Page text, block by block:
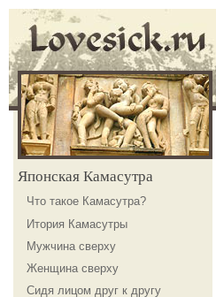
Японская Камасутра
Что такое Камасутра?
Итория Камасутры
Мужчина сверху
Женщина сверху
Сидя лицом друг к другу